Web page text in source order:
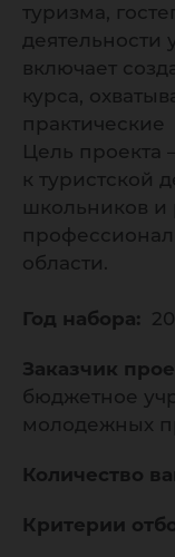
туризма,
деятельности
включает
курса,
Цель проекта
к туристской
школьников и
области.
Год набора:
Заказчик
бюджетное
молодежных
Количество
Критерии